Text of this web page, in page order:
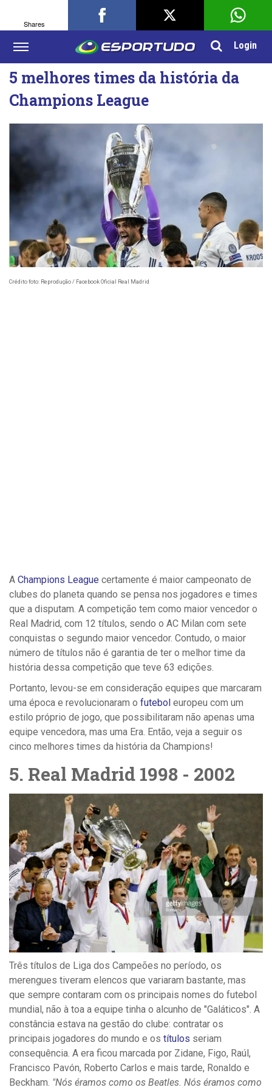
Login
5 melhores times da história da
Champions League
Crédito foto: Reprodução / Facebook Oficial Real Madrid
A Champions League certamente é maior campeonato de
clubes do planeta quando se pensa nos jogadores e times
que a disputam. A competição tem como maior vencedor o
Real Madrid, com 12 títulos, sendo o AC Milan com sete
conquistas o segundo maior vencedor. Contudo, o maior
número de títulos não é garantia de ter o melhor time da
história dessa competição que teve 63 edições.
Portanto, levou-se em consideração equipes que marcaram
uma época e revolucionaram o futebol europeu com um
estilo próprio de jogo, que possibilitaram não apenas uma
equipe vencedora, mas uma Era. Então, veja a seguir os
cinco melhores times da história da Champions!
5. Real Madrid 1998 - 2002
Três títulos de Liga dos Campeões no período, os
merengues tiveram elencos que variaram bastante, mas
que sempre contaram com os principais nomes do futebol
mundial, não à toa a equipe tinha o alcunho de "Galáticos". A
constância estava na gestão do clube: contratar os
principais jogadores do mundo e os títulos seriam
consequência. A era ficou marcada por Zidane, Figo, Raúl,
Francisco Pavón, Roberto Carlos e mais tarde, Ronaldo e
Beckham. "Nós éramos como os Beatles. Nós éramos como
Shares